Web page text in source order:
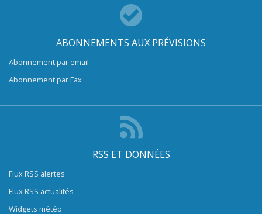
ABONNEMENTS AUX PRÉVISIONS
Abonnement par email
Abonnement par Fax
RSS ET DONNÉES
Flux RSS alertes
Flux RSS actualités
Widgets météo